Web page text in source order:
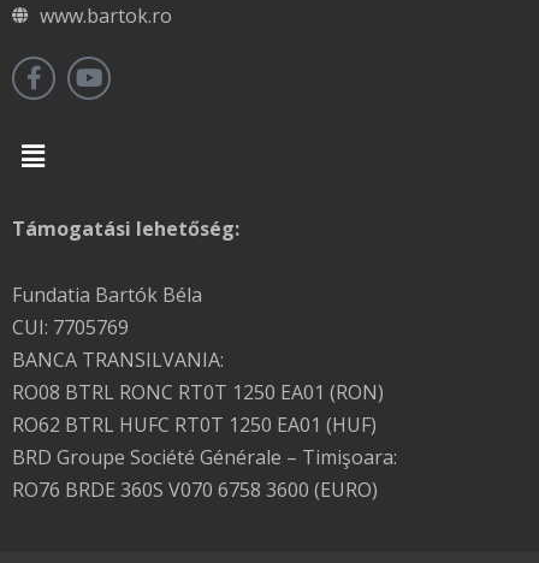
www.bartok.ro
Menu
Támogatási lehetőség:
Fundatia Bartók Béla
CUI: 7705769
BANCA TRANSILVANIA:
RO08 BTRL RONC RT0T 1250 EA01 (RON)
RO62 BTRL HUFC RT0T 1250 EA01 (HUF)
BRD Groupe Société Générale – Timişoara:
RO76 BRDE 360S V070 6758 3600 (EURO)